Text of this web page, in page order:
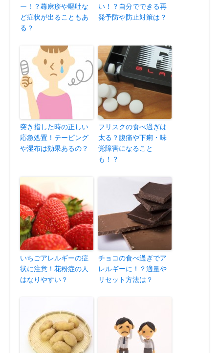
ー！？蕁麻疹や嘔吐な
ど症状が出ることもあ
る？
い！？自分でできる再
発予防や防止対策は？
突き指した時の正しい
応急処置！テーピング
や湿布は効果あるの？
フリスクの食べ過ぎは
太る？腹痛や下痢・味
覚障害になること
も！？
いちごアレルギーの症
状に注意！花粉症の人
はなりやすい？
チョコの食べ過ぎでア
レルギーに！？適量や
リセット方法は？